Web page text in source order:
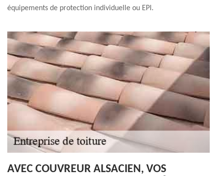
équipements de protection individuelle ou EPI.
AVEC COUVREUR ALSACIEN, VOS